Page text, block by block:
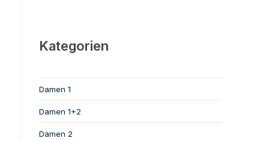
Kategorien
Damen 1
Damen 1+2
Damen 2